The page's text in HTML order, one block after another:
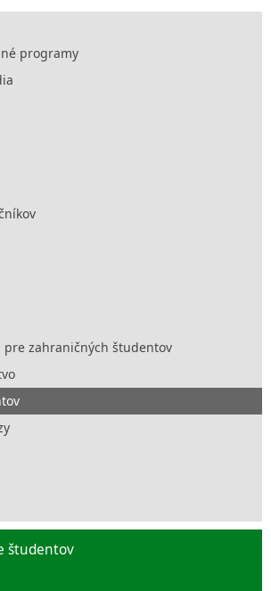
programy
zahraničných študentov
študentov